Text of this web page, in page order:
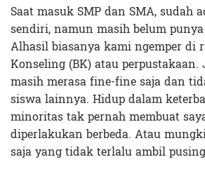
Saat masuk SMP dan SMA, sudah
sendiri, namun masih belum
Alhasil biasanya kami ngemper di
Konseling (BK) atau
masih merasa fine-fine saja dan
siswa lainnya. Hidup dalam
minoritas tak pernah membuat
diperlakukan berbeda. Atau
saja yang tidak terlalu ambil